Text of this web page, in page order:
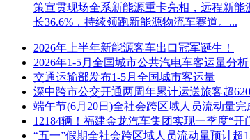
策宣贯现场全系新能源重卡亮相，远程新
长36.6%，持续领跑新能源物流车赛道。...
2026年上半年新能源客车出口冠军诞生！
2026年1-5月全国城市公共汽电车客运量分析
交通运输部发布1-5月全国城市客运量
深中跨市公交开通两周年累计运送旅客超
端午节(6月20日)全社会跨区域人员流动量完
12184辆！福建金龙汽车集团实现一季度“开
“五一”假期全社会跨区域人员流动量预计超